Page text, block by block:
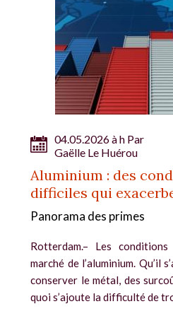
04.05.2026 à h Par
Gaëlle Le Huérou
Aluminium : des
difficiles qui
Panorama des primes
Rotterdam.– Les
marché de l’aluminium. Qu’il
conserver le métal, des
quoi s’ajoute la difficulté de